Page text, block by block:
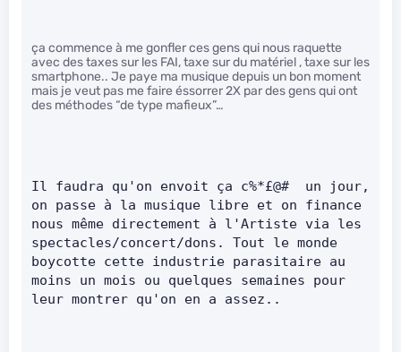
ça commence à me gonfler ces gens qui nous raquette
avec des taxes sur les FAI, taxe sur du matériel , taxe sur les
smartphone.. Je paye ma musique depuis un bon moment
mais je veut pas me faire éssorrer 2X par des gens qui ont
des méthodes “de type mafieux”…
Il faudra qu'on envoit ça c%*£@#  un jour,
on passe à la musique libre et on finance
nous même directement à l'Artiste via les
spectacles/concert/dons. Tout le monde
boycotte cette industrie parasitaire au
moins un mois ou quelques semaines pour
leur montrer qu'on en a assez..